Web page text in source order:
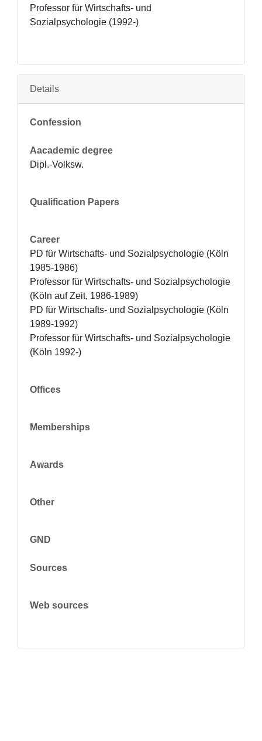
Professor für Wirtschafts- und
Sozialpsychologie (1992-)
Details
Confession
Aacademic degree
Dipl.-Volksw.
Qualification Papers
Career
PD für Wirtschafts- und Sozialpsychologie (Köln
1985-1986)
Professor für Wirtschafts- und Sozialpsychologie
(Köln auf Zeit, 1986-1989)
PD für Wirtschafts- und Sozialpsychologie (Köln
1989-1992)
Professor für Wirtschafts- und Sozialpsychologie
(Köln 1992-)
Offices
Memberships
Awards
Other
GND
Sources
Web sources